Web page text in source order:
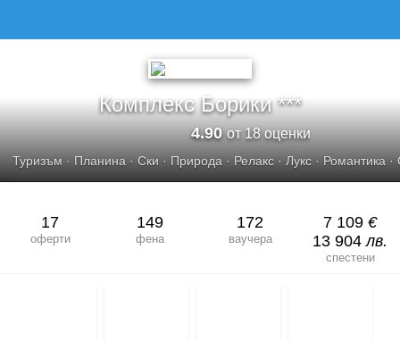
Комплекс Борики ***
4.90от 18 оценки
Туризъм · Планина · Ски · Природа · Релакс · Лукс · Романтика ·
17
оферти
149
фена
172
ваучера
7 109 €
13 904лв.
спестени